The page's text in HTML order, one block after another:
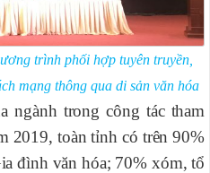
trình phối hợp tuyên truyền,
mạng thông qua di sản văn hóa
trong công tác tham
2019, toàn tỉnh có trên 90%
đình văn hóa; 70% xóm, tổ